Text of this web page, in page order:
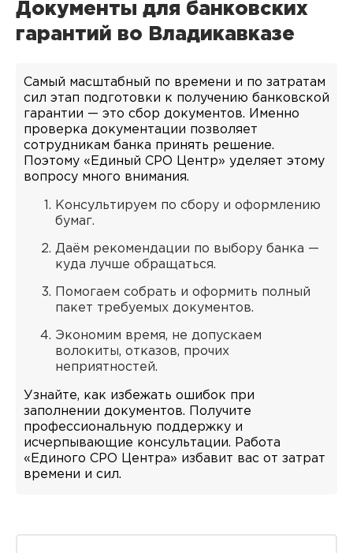
Документы для банковских
гарантий во Владикавказе
Самый масштабный по времени и по затратам
сил этап подготовки к получению банковской
гарантии — это сбор документов. Именно
проверка документации позволяет
сотрудникам банка принять решение.
Поэтому «Единый СРО Центр» уделяет этому
вопросу много внимания.
Консультируем по сбору и оформлению
бумаг.
Даём рекомендации по выбору банка —
куда лучше обращаться.
Помогаем собрать и оформить полный
пакет требуемых документов.
Экономим время, не допускаем
волокиты, отказов, прочих
неприятностей.
Узнайте, как избежать ошибок при
заполнении документов. Получите
профессиональную поддержку и
исчерпывающие консультации. Работа
«Единого СРО Центра» избавит вас от затрат
времени и сил.